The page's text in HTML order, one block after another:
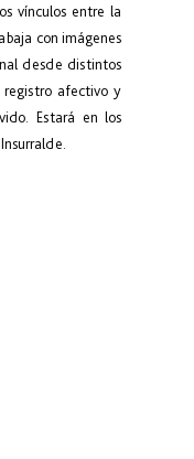
vínculos entre la
con imágenes
desde distintos
registro afectivo y
Estará en los